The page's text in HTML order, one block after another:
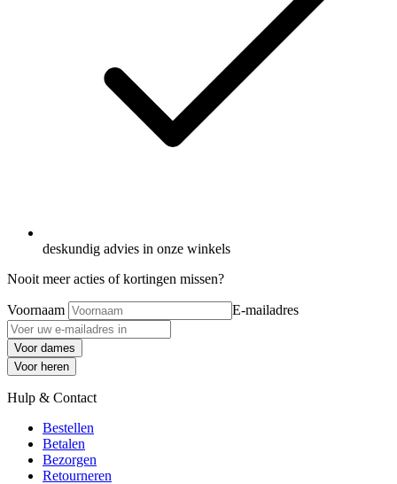
deskundig advies in onze winkels
Nooit meer acties of kortingen missen?
Voornaam E-mailadres
Voor dames
Voor heren
Hulp & Contact
Bestellen
Betalen
Bezorgen
Retourneren